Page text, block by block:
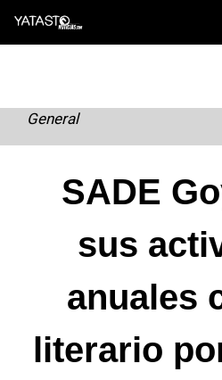
Skip
General
SADE
sus
anuales
literario